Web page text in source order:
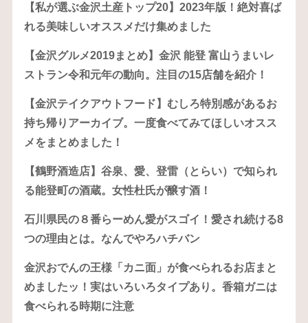
【私が選ぶ金沢土産トップ20】2023年版！絶対喜ば
れる美味しいオススメだけ集めました
【金沢グルメ2019まとめ】金沢 能登 富山うまいレ
ストラン令和元年の動向。注目の15店舗を紹介！
【金沢テイクアウトフード】むしろ特別感があるお
持ち帰りアーカイブ。一度食べてみてほしいオスス
メをまとめました！
【鶴野酒造店】谷泉、愛、登雷（とらい）で知られ
る能登町の酒蔵。女性杜氏が醸す酒！
石川県民の８番らーめん愛がスゴイ！愛され続ける8
つの理由とは。なんでやろハチバン
金沢おでんの王様「カニ面」が食べられるお店まと
めましたッ！実はいろいろタイプあり。香箱ガニは
食べられる時期に注意